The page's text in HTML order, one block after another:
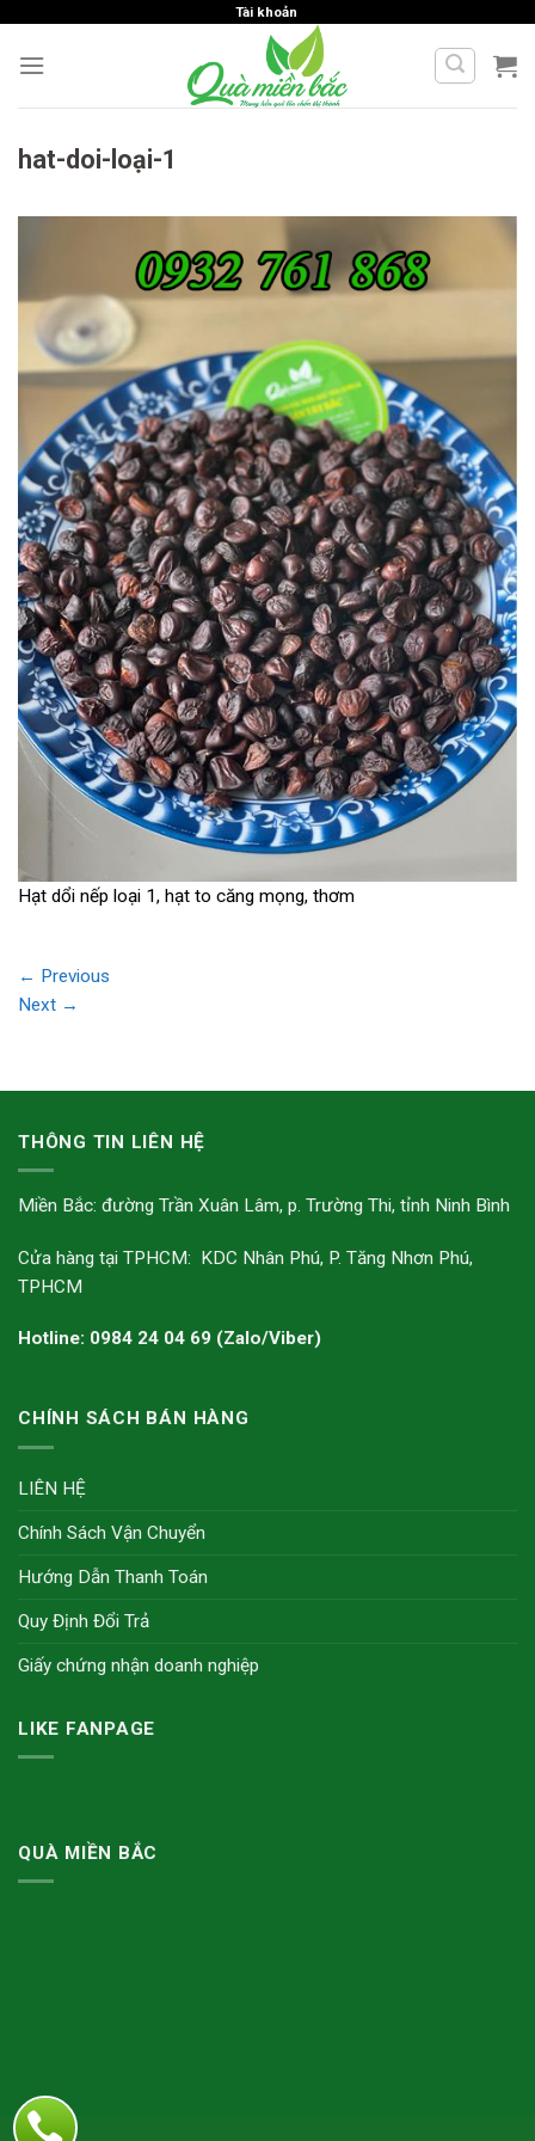
content
Tài khoản
hat-doi-loại-1
Hạt dổi nếp loại 1, hạt to căng mọng, thơm
← Previous
Next →
THÔNG TIN LIÊN HỆ
Miền Bắc: đường Trần Xuân Lâm, p. Trường Thi, tỉnh Ninh Bình
Cửa hàng tại TPHCM: KDC Nhân Phú, P. Tăng Nhơn Phú,
TPHCM
Hotline: 0984 24 04 69 (Zalo/Viber)
CHÍNH SÁCH BÁN HÀNG
LIÊN HỆ
Chính Sách Vận Chuyển
Hướng Dẫn Thanh Toán
Quy Định Đổi Trả
Giấy chứng nhận doanh nghiệp
LIKE FANPAGE
QUÀ MIỀN BẮC